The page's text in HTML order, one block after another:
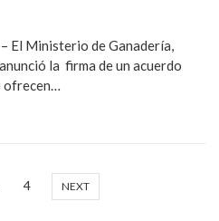
El Ministerio de Ganadería,
la firma de un acuerdo
ofrecen…
4 NEXT